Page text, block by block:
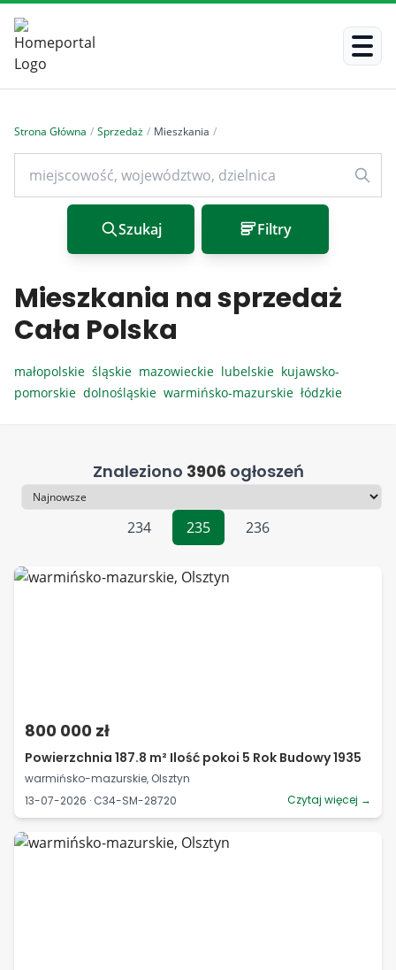
Strona Główna / Sprzedaż / Mieszkania /
Szukaj Filtry
Mieszkania na sprzedaż
Cała Polska
małopolskie śląskie mazowieckie lubelskie kujawsko-
pomorskie dolnośląskie warmińsko-mazurskie łódzkie
Znaleziono 3906 ogłoszeń
Sortowanie
234
235 236
800 000 zł
Powierzchnia 187.8 m² Ilość pokoi 5 Rok Budowy 1935
warmińsko-mazurskie, Olsztyn
13-07-2026 · C34-SM-28720
Czytaj więcej →